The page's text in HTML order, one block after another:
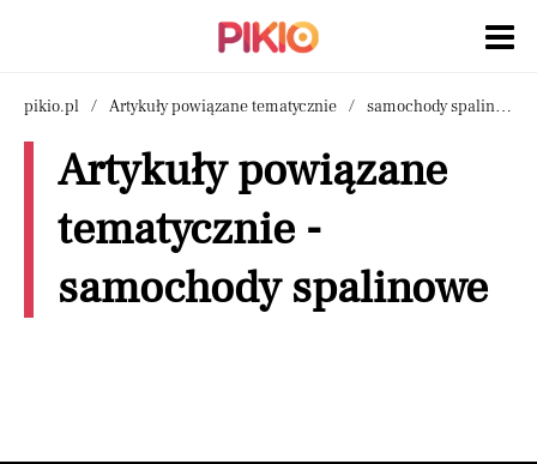
pikio.pl Artykuły powiązane tematycznie samochody spalinowe
Artykuły powiązane
tematycznie -
samochody spalinowe